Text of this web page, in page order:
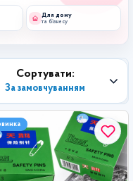
Для дому
та бізнесу
Сортувати:
За замовчуванням